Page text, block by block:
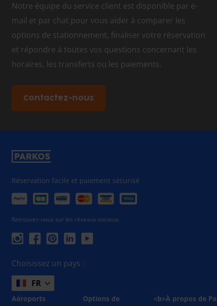
Notre équipe du service client est disponible par e-
mail et par chat pour vous aider à comparer les
options de stationnement, finaliser votre réservation
et répondre à toutes vos questions concernant les
horaires, les transferts ou les paiements.
Contactez-nous
Réservation facile et paiement sécurisé
Retrouvez-nous sur les réseaux sociaux.
Choisissez un pays :
FR
Aéroports
Options de
<b>À propos de